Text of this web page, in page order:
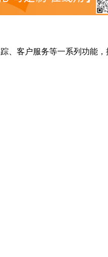
、客户服务等一系列功能